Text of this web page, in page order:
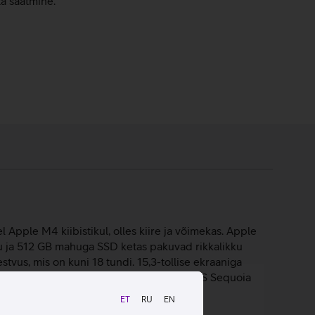
ET RU EN
Apple M4 kiibistikul, olles kiire ja võimekas. Apple
512 GB mahuga SSD ketas pakuvad rikkalikku
mis on kuni 18 tundi. 15,3-tollise ekraaniga
igal pool. Sülearvuti töötab macOS Sequoia